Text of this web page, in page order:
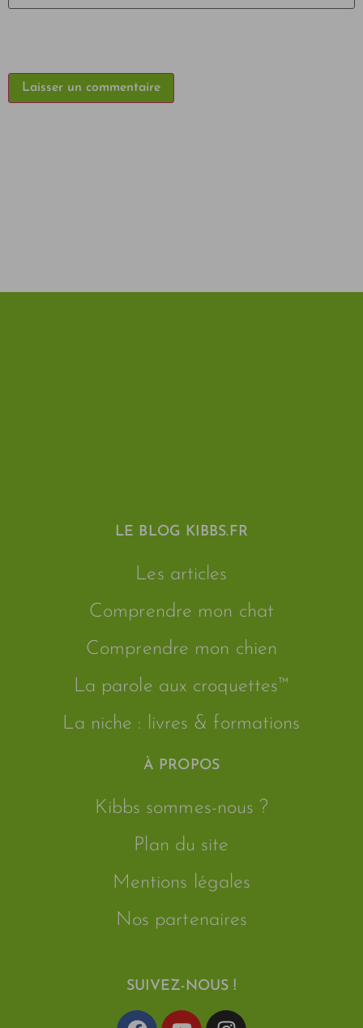
LE BLOG KIBBS.FR
Les articles
Comprendre mon chat
Comprendre mon chien
La parole aux croquettes™
La niche : livres & formations
À PROPOS
Kibbs sommes-nous ?
Plan du site
Mentions légales
Nos partenaires
SUIVEZ-NOUS !